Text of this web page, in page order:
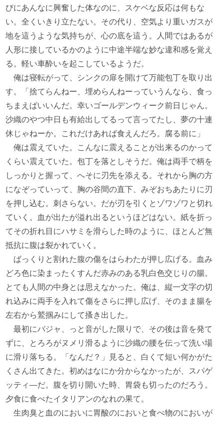
びにあんなに興奮した体なのに、スケベな反応は何もな
い。全くいきり立たない。その代り、空気より重いガスが
地を這うような気持ちが、心の底を這う。人間ではあるが
人形に接しているかのように中途半端な妙な違和感を覚え
る。軽い車酔いを起こしているようだ。
俺は寝転がって、シンクの扉を開けて万能包丁を取り出
す。「捨てらんねー、埋めらんねーっていうんなら、食っ
ちまえばいいんだ。幸いゴールデンウィーク前日じゃん。
沙織のやつ中日も有給出してるって言ってたし、夢の十連
休じゃねーか。これだけあれば食えんだろ。腐る前に」
俺は震えていた。こんなに震えることが出来るのかって
くらい震えていた。包丁を落としそうだ。俺は両手で柄を
しっかりと握って、へそに刃先を添える。それから胸の方
になぞっていって、胸の谷間の直下、みぞおちあたりに刃
を押し込む。刺さらない。だが刃を引くとゾワゾワと切れ
ていく。血が出たが溢れ出るというほどはない。紙を折っ
てその折れ目にハサミを滑らした時のように、ほとんど無
抵抗に腹は裂かれていく。
ばっくりと割れた腹の傷をはらわたが押し広げる。血み
どろ色に染まったくすんだ赤みのある乳白色交じりの腸。
とても人間の中身とは思えなかった。俺は、縦一文字の切
れ込みに両手を入れて傷をさらに押し広げ、そのまま腸を
左右から鷲掴みにして搔き出した。
最初にバジャ、っと音がした限りで、その後は音を発て
ずに、とろろがヌメリ滑るように沙織の腰を伝って洗い場
に滑り落ちる。「なんだ？」見ると、白くて短い何かがた
くさん出てきた。初めはなにか分からなかったが、スパゲ
ッティ―だ。腹を切り開いた時、胃袋も切ったのだろう。
夕食に食べたイタリアンのなれの果て。
生肉臭と血のにおいに胃酸のにおいと食べ物のにおいが